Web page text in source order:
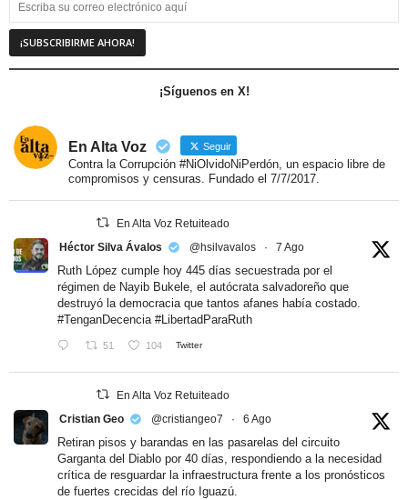
¡Síguenos en X!
En Alta Voz Seguir
Contra la Corrupción #NiOlvidoNiPerdón, un espacio libre de
compromisos y censuras. Fundado el 7/7/2017.
En Alta Voz Retuiteado
Héctor Silva Ávalos
@hsilvavalos · 7 Ago
Ruth López cumple hoy 445 días secuestrada por el
régimen de Nayib Bukele, el autócrata salvadoreño que
destruyó la democracia que tantos afanes había costado.
#TenganDecencia #LibertadParaRuth
51 104 Twitter
En Alta Voz Retuiteado
Cristian Geo
@cristiangeo7 · 6 Ago
Retiran pisos y barandas en las pasarelas del circuito
Garganta del Diablo por 40 días, respondiendo a la necesidad
crítica de resguardar la infraestructura frente a los pronósticos
de fuertes crecidas del río Iguazú.